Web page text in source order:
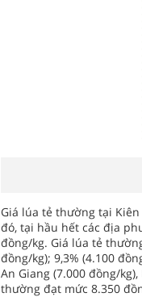
Giá lúa tẻ thường tại
đó, tại hầu hết các địa
đồng/kg. Giá lúa tẻ
đồng/kg); 9,3% (4.100
An Giang (7.000 đồng/
thường đạt mức 8.350